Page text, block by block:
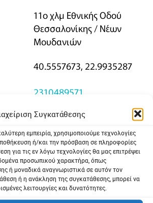
Συγκατάθεσης
εμπειρία, χρησιμοποιούμε τεχνολογίες
ή/και την πρόσβαση σε πληροφορίες
για τις εν λόγω τεχνολογίες θα μας επιτρέψει
προσωπικού χαρακτήρα, όπως
ή μοναδικά αναγνωριστικά σε αυτόν τον
ή η ανάκληση της συγκατάθεσης, μπορεί να
λειτουργίες και δυνατότητες.
11ο χλμ Εθνικής Οδού
Θεσσαλονίκης / Νέων
Μουδανιών
40.5557673, 22.9935287
2310489571
διαδρομής μου